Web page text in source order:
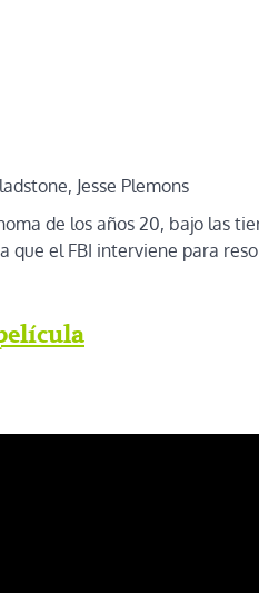
Jesse Plemons
de los años 20, bajo las
que el FBI interviene para